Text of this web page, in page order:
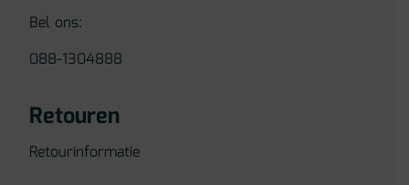
Bel ons:
088-1304888
Retouren
Retourinformatie